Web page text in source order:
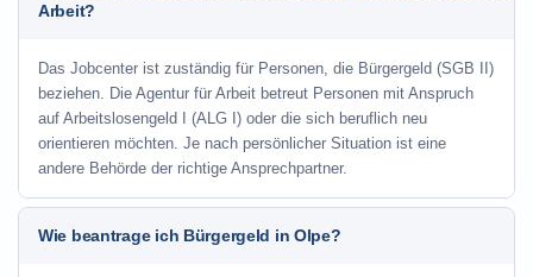
Arbeit?
Das Jobcenter ist zuständig für Personen, die Bürgergeld (SGB II)
beziehen. Die Agentur für Arbeit betreut Personen mit Anspruch
auf Arbeitslosengeld I (ALG I) oder die sich beruflich neu
orientieren möchten. Je nach persönlicher Situation ist eine
andere Behörde der richtige Ansprechpartner.
Wie beantrage ich Bürgergeld in Olpe?